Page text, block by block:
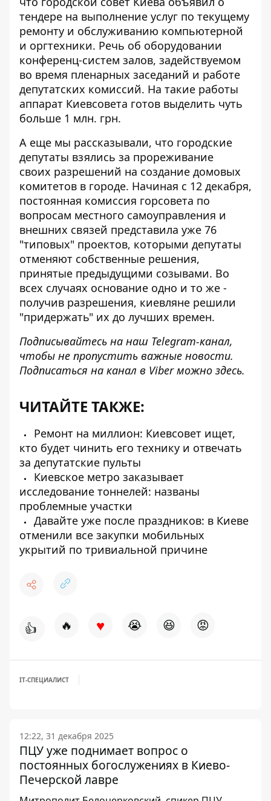
тендере на выполнение услуг по текущему
ремонту и обслуживанию компьютерной
и оргтехники. Речь об оборудовании
конференц-систем залов, задействуемом
во время пленарных заседаний и работе
депутатских комиссий. На такие работы
аппарат Киевсовета готов выделить чуть
больше 1 млн. грн.
А еще мы рассказывали, что городские
депутаты взялись за прореживание
своих разрешений на создание домовых
комитетов в городе. Начиная с 12 декабря,
постоянная комиссия горсовета по
вопросам местного самоуправления и
внешних связей представила уже 76
"типовых" проектов, которыми депутаты
отменяют собственные решения,
принятые предыдущими созывами. Во
всех случаях основание одно и то же -
получив разрешения, киевляне решили
"придержать" их до лучших времен.
Подписывайтесь на наш Telegram-канал,
чтобы не пропустить важные новости.
Подписаться на канал в Viber можно здесь.
ЧИТАЙТЕ ТАКЖЕ:
Ремонт на миллион: Киевсовет ищет,
кто будет чинить его технику и отвечать
за депутатские пульты
Киевское метро заказывает
исследование тоннелей: названы
проблемные участки
Давайте уже после праздников: в Киеве
отменили все закупки мобильных
укрытий по тривиальной причине
👍 🔥 ♥ 😭 😆 😡
IT-СПЕЦИАЛИСТ
12:22, 31 декабря 2025
ПЦУ уже поднимает вопрос о
постоянных богослужениях в Киево-
Печерской лавре